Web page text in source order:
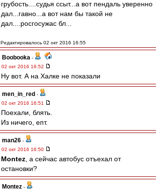
грубость....судья ссыт...а вот пендаль уверенно
дал...гавно...а вот нам бы такой не
дал....росгосужас бл...
Редактировалось 02 окт 2016 16:55
Boobooka -
02 окт 2016 16:52
Ну вот. А на Халке не показали
men_in_red -
02 окт 2016 16:51
Поехали, блять.
Из ничего, епт.
man26 -
02 окт 2016 16:50
Montez , а сейчас автобус отъехал от
остановки?
Montez -